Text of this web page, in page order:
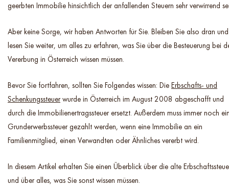
geerbten Immobilie hinsichtlich der anfallenden Steuern sehr verwirrend
Aber keine Sorge, wir haben Antworten für Sie. Bleiben Sie also dran und
lesen Sie weiter, um alles zu erfahren, was Sie über die Besteuerung bei
Vererbung in Österreich wissen müssen.
Bevor Sie fortfahren, sollten Sie Folgendes wissen: Die Erbschafts- und
Schenkungssteuerwurde in Österreich im August 2008 abgeschafft und
durch die Immobilienertragssteuer ersetzt. Außerdem muss immer noch
Grunderwerbssteuer gezahlt werden, wenn eine Immobilie an ein
Familienmitglied, einen Verwandten oder Ähnliches vererbt wird.
In diesem Artikel erhalten Sie einen Überblick über die alte
und über alles, was Sie sonst wissen müssen.